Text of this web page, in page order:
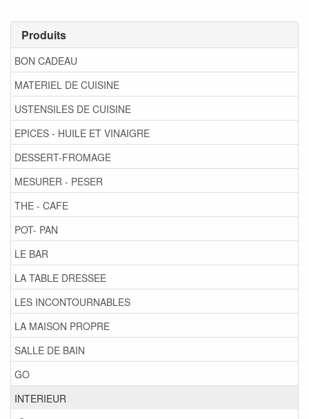
Produits
BON CADEAU
MATERIEL DE CUISINE
USTENSILES DE CUISINE
EPICES - HUILE ET VINAIGRE
DESSERT-FROMAGE
MESURER - PESER
THE - CAFE
POT- PAN
LE BAR
LA TABLE DRESSEE
LES INCONTOURNABLES
LA MAISON PROPRE
SALLE DE BAIN
GO
INTERIEUR